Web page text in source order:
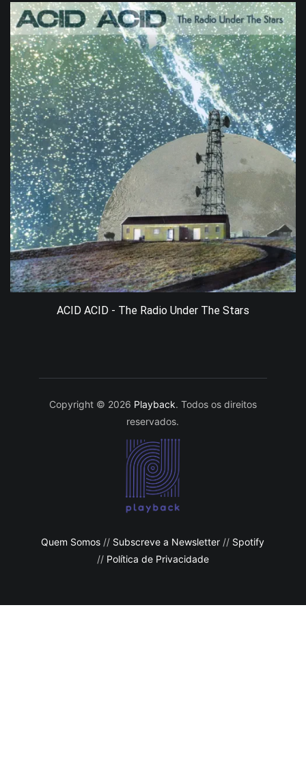
ACID ACID - The Radio Under The Stars
Copyright © 2026 Playback. Todos os direitos
reservados.
Quem Somos // Subscreve a Newsletter // Spotify
// Política de Privacidade